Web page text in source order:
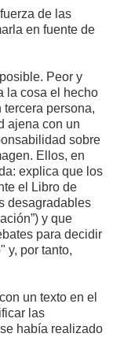
de las
en fuente de
Peor y
la cosa el hecho
tercera persona,
ajena con un
sobre
Ellos, en
explica que los
el Libro de
desagradables
y que
para decidir
y, por tanto,
un texto en el
las
había realizado